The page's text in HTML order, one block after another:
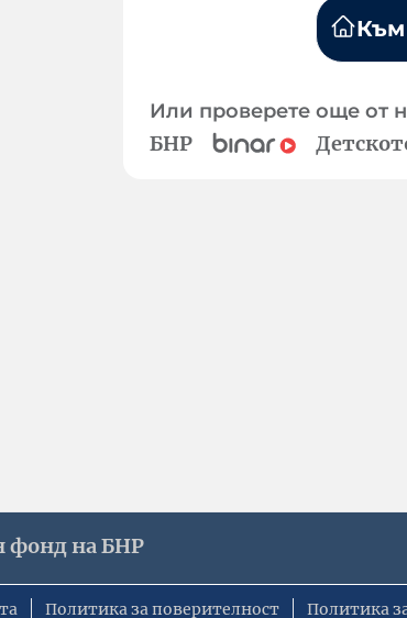
Към
Или проверете още от
БНР
фонд на БНР
Политика за поверителност Политика